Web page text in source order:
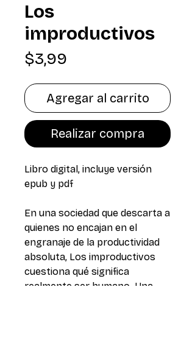
Los
improductivos
$3,99
Agregar al carrito
Realizar compra
Libro digital, incluye versión
epub y pdf
En una sociedad que descarta a
quienes no encajan en el
engranaje de la productividad
absoluta, Los improductivos
cuestiona qué significa
realmente ser humano. Una